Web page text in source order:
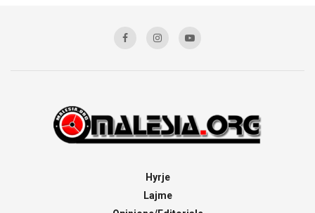
Hyrje
Lajme